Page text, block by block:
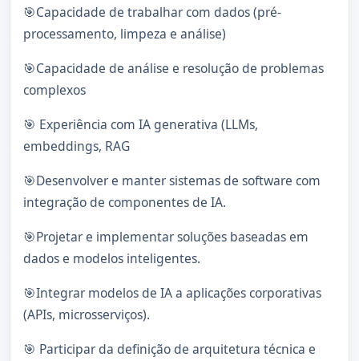
🎯Capacidade de trabalhar com dados (pré-
processamento, limpeza e análise)
🎯Capacidade de análise e resolução de problemas
complexos
🎯 Experiência com IA generativa (LLMs,
embeddings, RAG
🎯Desenvolver e manter sistemas de software com
integração de componentes de IA.
🎯Projetar e implementar soluções baseadas em
dados e modelos inteligentes.
🎯Integrar modelos de IA a aplicações corporativas
(APIs, microsserviços).
🎯 Participar da definição de arquitetura técnica e